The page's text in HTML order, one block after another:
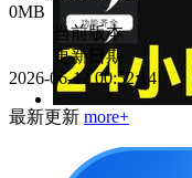
0MB
当前版本
更新日期
2026-06-12 00:52:14
最新更新 more+